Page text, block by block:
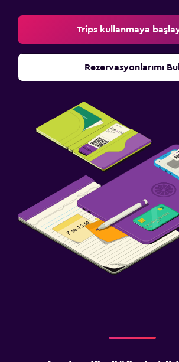
Trips kullanmaya
Rezervasyonlarımı Bul